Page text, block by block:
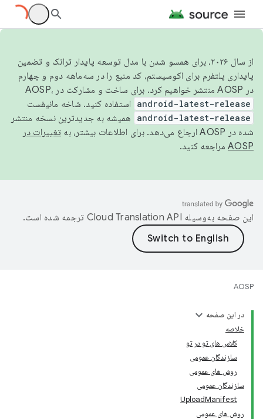
از سال ۲۰۲۶، برای همسو شدن با مدل توسعه پایدار ترانک و تضمین
پایداری پلتفرم برای اکوسیستم، کد منبع را در سه‌ماهه دوم و چهارم
در AOSP منتشر خواهیم کرد. برای ساخت و مشارکت در AOSP،
android-latest-release استفاده کنید. شاخه مانیفست
android-latest-release
همیشه به جدیدترین نسخه منتشر
شده در AOSP ارجاع می‌دهد. برای اطلاعات بیشتر، به
تغییرات در
AOSP مراجعه کنید.
این صفحه به‌وسیله ترجمه شده است.
AOSP
در این صفحه
خلاصه
کلاس های تو در تو
سازندگان عمومی
روش های عمومی
سازندگان عمومی
UploadManifest
روش های عمومی